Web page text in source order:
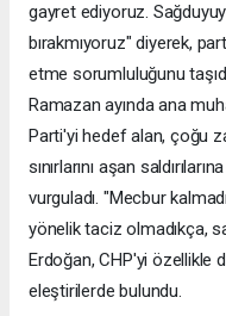
gayret ediyoruz.
bırakmıyoruz" diyerek,
etme sorumluluğunu
Ramazan ayında ana
Parti'yi hedef alan, çoğu
sınırlarını aşan
vurguladı. "Mecbur
yönelik taciz olmadıkça,
Erdoğan, CHP'yi özellikle
eleştirilerde bulundu.